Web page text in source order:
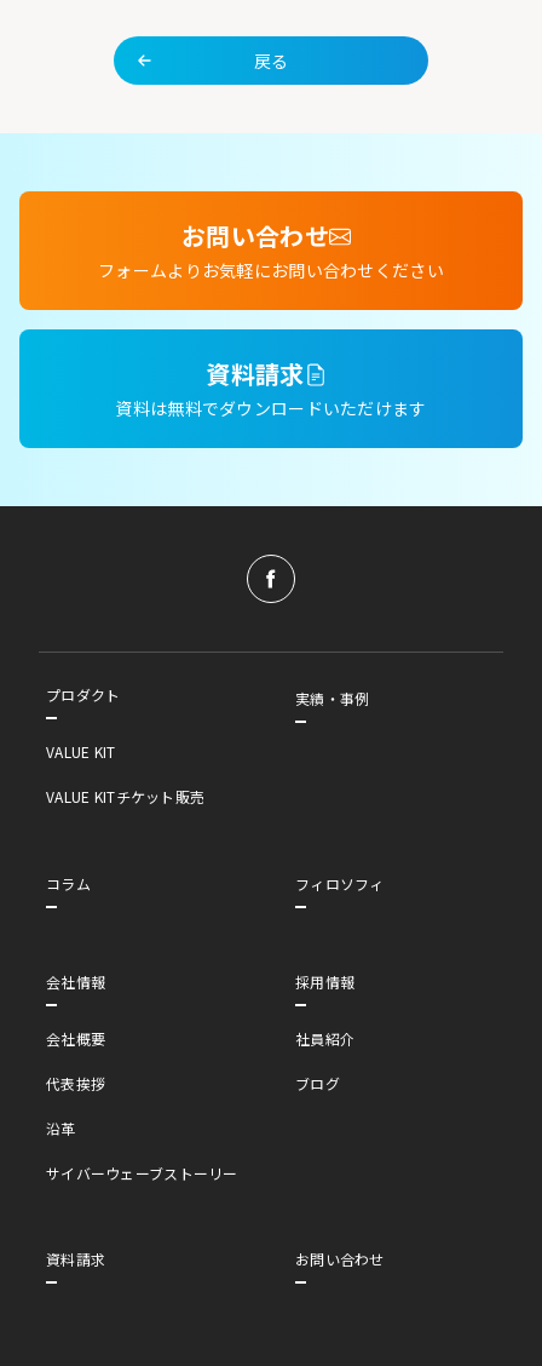
戻る
お問い合わせ
フォームよりお気軽にお問い合わせください
資料請求
資料は無料でダウンロードいただけます
プロダクト
VALUE KIT
VALUE KITチケット販売
実績・事例
コラム フィロソフィ
会社情報
会社概要
代表挨拶
沿革
サイバーウェーブストーリー
採用情報
社員紹介
ブログ
資料請求 お問い合わせ